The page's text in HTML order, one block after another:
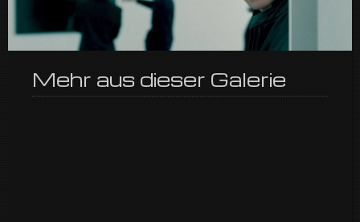
Mehr aus dieser Galerie